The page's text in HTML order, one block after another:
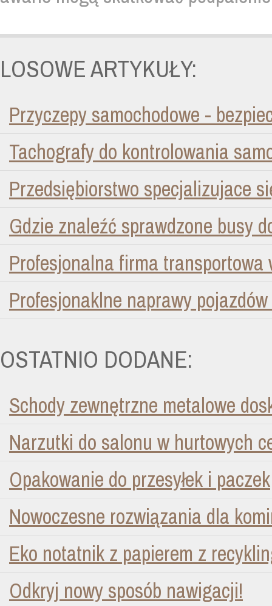
LOSOWE ARTYKUŁY:
Przyczepy samochodowe -
Tachografy do kontrolowania
Przedsiębiorstwo specjalizujace
Gdzie znaleźć sprawdzone busy
Profesjonalna firma transportowa
Profesjonaklne naprawy
OSTATNIO DODANE:
Schody zewnętrzne metalowe
Narzutki do salonu w hurtowych
Opakowanie do przesyłek i paczek
Nowoczesne rozwiązania dla
Eko notatnik z papierem z
Odkryj nowy sposób nawigacji!